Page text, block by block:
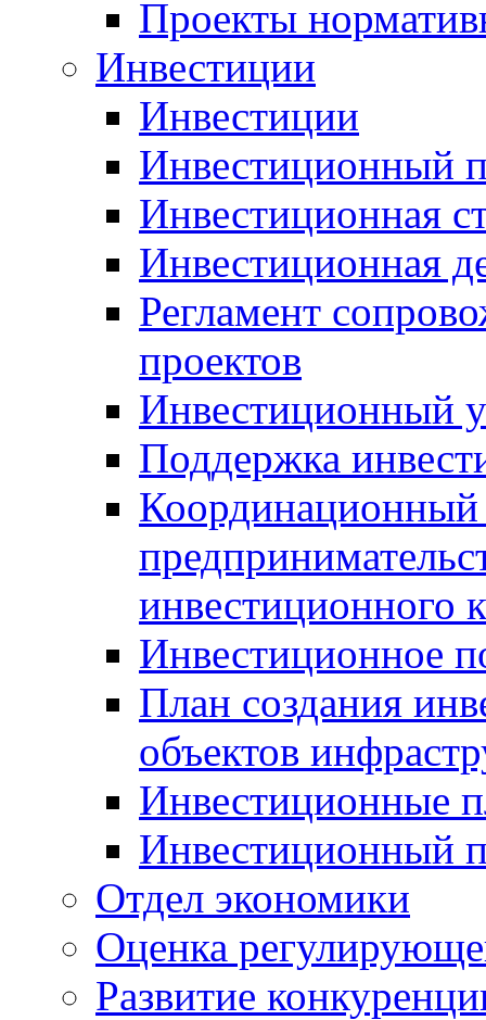
Проекты
Инвестиции
Инвестиции
Инвестиционный
Инвестиционная
Инвестиционная
Регламент
проектов
Инвестиционный
Поддержка
Координационный
инвестиционного
Инвестиционное
План создания
объектов
Инвестиционные
Инвестиционный
Отдел экономики
Оценка
Развитие